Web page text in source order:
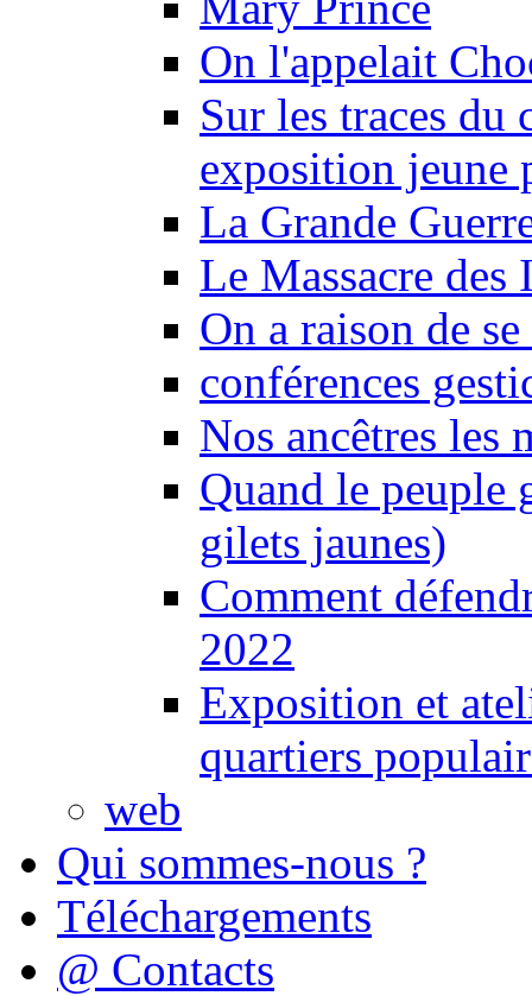
On l'appelait
Sur les traces
exposition jeune
La Grande
Le Massacre des
On a raison de
conférences
Nos ancêtres les
Quand le peuple
gilets jaunes)
Comment
2022
Exposition et
quartiers
web
Qui sommes-nous ?
Téléchargements
@ Contacts